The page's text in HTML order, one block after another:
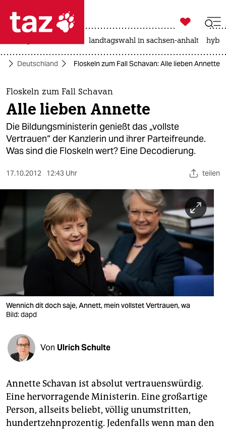
 taz zahl ich
taz zahl ich
themen
politik
öko
sport
berlin
wahrheit
verlag
verlag
veranstaltungen
shop
unterstützen
abo

taz zahl ich
landtagswahl in sachsen-anhalt
Deutschland Floskeln zum Fall Schavan: Alle lieben Annette
Floskeln zum Fall Schavan
Alle lieben Annette
Die Bildungsministerin genießt das „vollste
Vertrauen“ der Kanzlerin und ihrer Parteifreunde.
Was sind die Floskeln wert? Eine Decodierung.
17.10.2012 12:43 Uhr teilen
Wennich dit doch saje, Annett, mein vollstet Vertrauen, wa
Bild: dapd
Von Ulrich Schulte
Annette Schavan ist absolut vertrauenswürdig.
Eine hervorragende Ministerin. Eine großartige
Person, allseits beliebt, völlig unumstritten,
hundertzehnprozentig. Jedenfalls wenn man den